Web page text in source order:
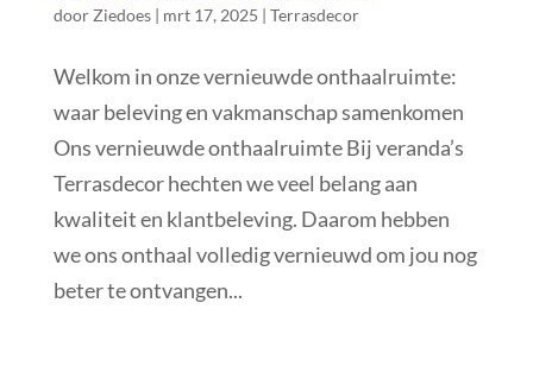
door Ziedoes| mrt 17, 2025 | Terrasdecor
Welkom in onze vernieuwde onthaalruimte:
waar beleving en vakmanschap samenkomen
Ons vernieuwde onthaalruimte Bij veranda’s
Terrasdecor hechten we veel belang aan
kwaliteit en klantbeleving. Daarom hebben
we ons onthaal volledig vernieuwd om jou nog
beter te ontvangen...